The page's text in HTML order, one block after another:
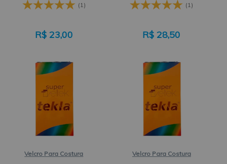
(1)
R$ 23,00
(1)
R$ 28,50
Velcro Para Costura Velcro Para Costura